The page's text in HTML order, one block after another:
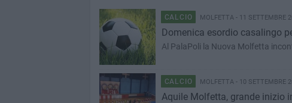
CALCIO MOLFETTA - 11 SETTEMBRE
Domenica esordio casalingo
Al PalaPoli la Nuova Molfetta
CALCIO MOLFETTA - 10 SETTEMBRE
Aquile Molfetta, grande inizio